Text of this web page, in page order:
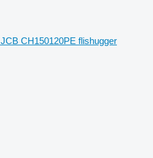
JCB CH150120PE flishugger